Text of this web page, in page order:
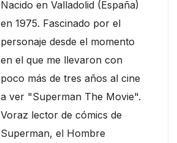
Nacido en Valladolid (España)
en 1975. Fascinado por el
personaje desde el momento
en el que me llevaron con
poco más de tres años al cine
a ver "Superman The Movie".
Voraz lector de cómics de
Superman, el Hombre